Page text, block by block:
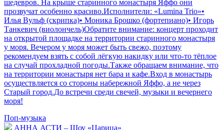
шедевров. На крыше старинного монастыря Яффо они
прозвучат особенно красиво.Исполнители: «Lumina Trio»•
Илья Вульф (скрипка)• Моника Брошко (фортепиано)• Игорь
Танкевич (виолончель)Обратите внимание: концерт проходит
на открытой площадке на территории старинного монастыря
у моря. Вечером у моря может быть свежо, поэтому
рекомендуем взять с собой лёгкую накидку или что-то тёплое
на случай прохладной погоды.Также обращаем внимание, что
на территории монастыря нет бара и кафе.Вход в монастырь
осуществляется со стороны набережной Яффо, а не через
Старый город.До встречи среди свечей, музыки и вечернего
моря!
Поп-музыка
АННА АСТИ – Шоу «Царица»